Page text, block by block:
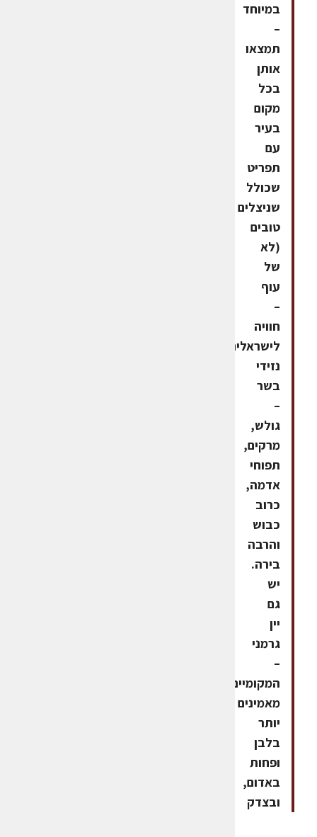
במיוחד
–
תמצאו
אותן
בכל
מקום
בעיר
עם
תפריט
שכולל
שניצלים
טובים
(לא
של
עוף
–
חוויה
לישראלים),
נזידי
בשר
–
גולש,
מרקים,
תפוחי
אדמה,
כרוב
כבוש
והרבה
בירה.
יש
גם
יין
גרמני
–
המקומיים
מאמינים
יותר
בלבן
ופחות
באדום,
ובצדק